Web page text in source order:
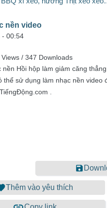
nền video
- 00:54
/ 347 Downloads
nền Hồi hộp làm giảm căng
thể sử dụng làm nhạc nền
.
Thêm vào yêu thích